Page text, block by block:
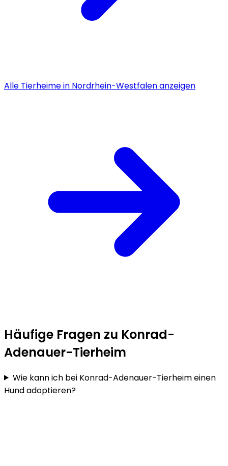
Alle Tierheimein Nordrhein-Westfalenanzeigen
Häufige Fragen zu Konrad-
Adenauer-Tierheim
Wie kann ich bei Konrad-Adenauer-Tierheim einen
Hund adoptieren?